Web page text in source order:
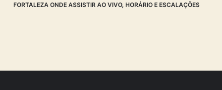
FORTALEZA ONDE ASSISTIR AO VIVO, HORÁRIO E ESCALAÇÕES